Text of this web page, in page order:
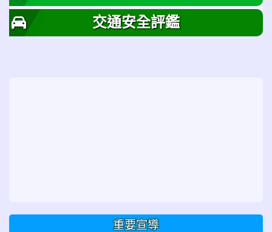
交通安全評鑑
重要宣導